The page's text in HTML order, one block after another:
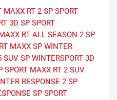
MAXX RT 2 SP SPORT
3D SP SPORT
RT ALL SEASON 2 SP
MAXX SP WINTER
SUV SP WINTERSPORT 3D
SPORT MAXX RT 2 SUV
RESPONSE 2 SP
SP SPORT